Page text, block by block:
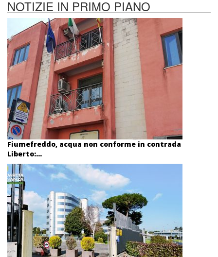
NOTIZIE IN PRIMO PIANO
Fiumefreddo, acqua non conforme in contrada
Liberto:...